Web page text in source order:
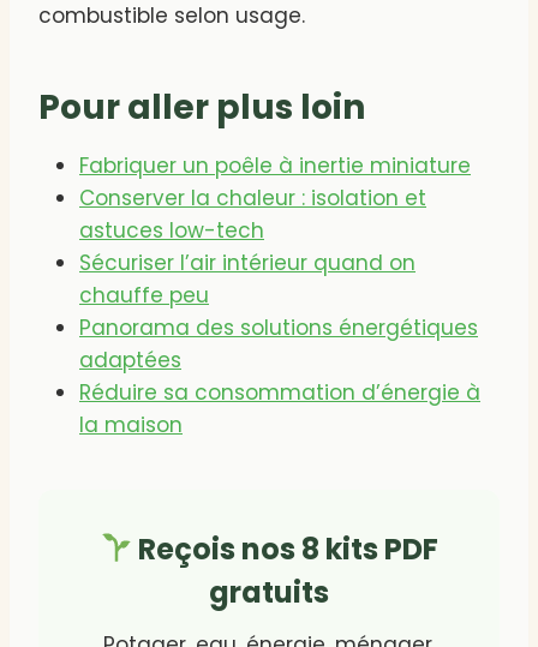
combustible selon usage.
Pour aller plus loin
Fabriquer un poêle à inertie miniature
Conserver la chaleur : isolation et
astuces low-tech
Sécuriser l’air intérieur quand on
chauffe peu
Panorama des solutions énergétiques
adaptées
Réduire sa consommation d’énergie à
la maison
Reçois nos 8 kits PDF
gratuits